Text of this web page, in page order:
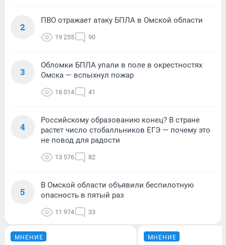
2
ПВО отражает атаку БПЛА в Омской области
19 255 90
3
Обломки БПЛА упали в поле в окрестностях
Омска — вспыхнул пожар
18 014 41
4
Российскому образованию конец? В стране
растет число стобалльников ЕГЭ — почему это
не повод для радости
13 576 82
5
В Омской области объявили беспилотную
опасность в пятый раз
11 974 33
МНЕНИЕ МНЕНИЕ